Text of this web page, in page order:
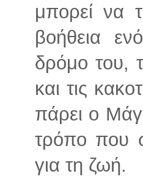
μπορεί να
βοήθεια
δρόμο του,
και τις
πάρει ο
τρόπο που
για τη ζωή.